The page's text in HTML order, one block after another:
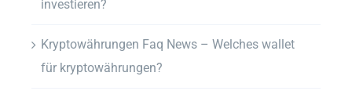
investieren?
Kryptowährungen Faq News – Welches wallet
für kryptowährungen?